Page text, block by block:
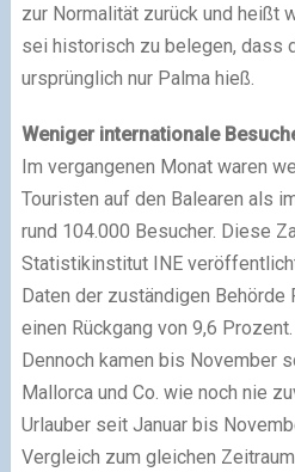
zur Normalität zurück und heißt
sei historisch zu belegen, dass
ursprünglich nur Palma hieß.
Weniger internationale
Im vergangenen Monat waren
Touristen auf den Balearen als
rund 104.000 Besucher. Diese
Statistikinstitut INE
Daten der zuständigen Behörde
einen Rückgang von 9,6 Prozent.
Dennoch kamen bis November
Mallorca und Co. wie noch nie
Urlauber seit Januar bis
Vergleich zum gleichen